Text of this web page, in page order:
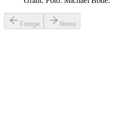
Forrige Neste